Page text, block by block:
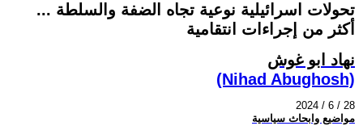
تحولات اسرائيلية نوعية تجاه الضفة والسلطة ...
أكثر من إجراءات انتقامية
نهاد ابو غوش
(Nihad Abughosh)
2024 / 6 / 28
مواضيع وابحاث سياسية